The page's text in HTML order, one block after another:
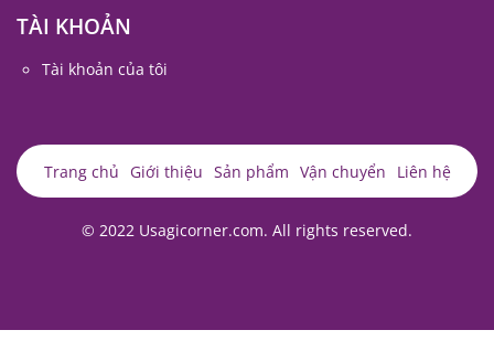
TÀI KHOẢN
Tài khoản của tôi
Trang chủ Giới thiệu Sản phẩm Vận chuyển Liên hệ
© 2022 Usagicorner.com. All rights reserved.